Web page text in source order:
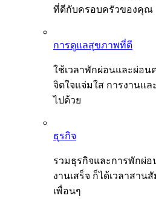
ที่ดีกับครอบครัวของคุณ
การดูแลสุขภาพที่ดี
ใช้เวลาพักผ่อนและผ่อ
จิตใจแจ่มใส การงานแ
ไปด้วย
ธุรกิจ
รวมธุรกิจและการพักผ่อ
งานเสร็จ ก็ได้เวลาสา
เพื่อนๆ